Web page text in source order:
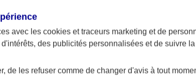
avec les cookies et traceurs marketing et de
des publicités personnalisées et de suivre
de les refuser comme de changer d'avis à tout